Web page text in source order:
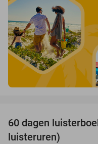
60 dagen
luisteruren)